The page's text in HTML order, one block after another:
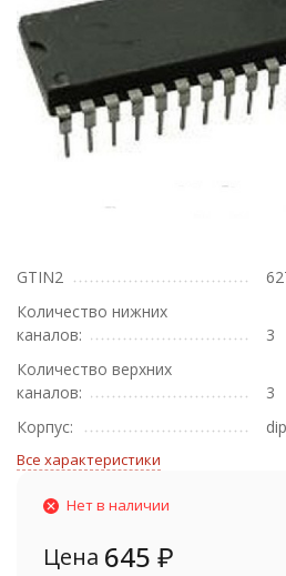
GTIN2
Количество нижних
каналов:
3
Количество верхних
каналов:
3
Корпус:
Все характеристики
Нет в наличии
Цена 645 ₽